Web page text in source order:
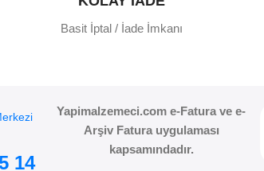
Basit İptal / İade İmkanı
14
Yapimalzemeci.com e-Fatura ve e-
Arşiv Fatura uygulaması
kapsamındadır.